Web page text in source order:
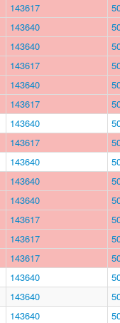
143617
143640
143640
143617
143640
143617
143640
143617
143640
143640
143640
143617
143617
143617
143640
143640
143640